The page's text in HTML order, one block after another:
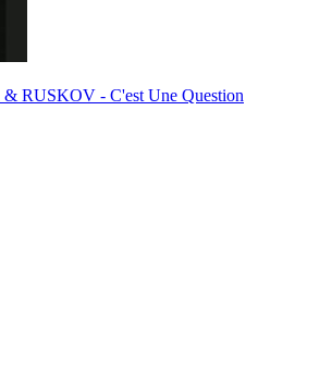
RUSKOV - C'est Une Question